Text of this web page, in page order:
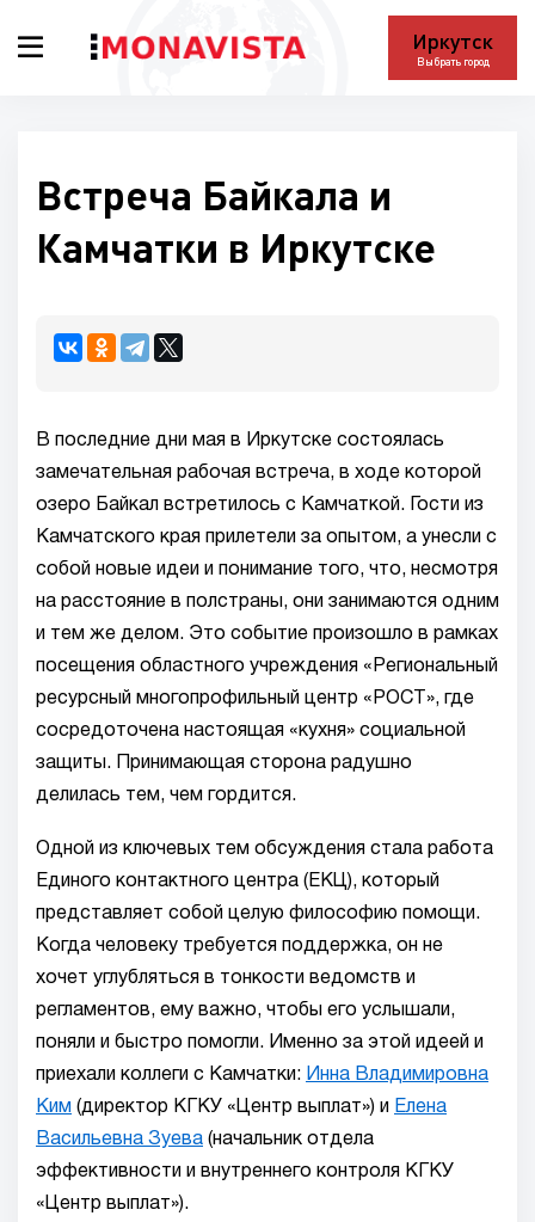
Иркутск
Выбрать город
Встреча Байкала и
Камчатки в Иркутске
В последние дни мая в Иркутске состоялась
замечательная рабочая встреча, в ходе которой
озеро Байкал встретилось с Камчаткой. Гости из
Камчатского края прилетели за опытом, а унесли с
собой новые идеи и понимание того, что, несмотря
на расстояние в полстраны, они занимаются одним
и тем же делом. Это событие произошло в рамках
посещения областного учреждения «Региональный
ресурсный многопрофильный центр «РОСТ», где
сосредоточена настоящая «кухня» социальной
защиты. Принимающая сторона радушно
делилась тем, чем гордится.
Одной из ключевых тем обсуждения стала работа
Единого контактного центра (ЕКЦ), который
представляет собой целую философию помощи.
Когда человеку требуется поддержка, он не
хочет углубляться в тонкости ведомств и
регламентов, ему важно, чтобы его услышали,
поняли и быстро помогли. Именно за этой идеей и
приехали коллеги с Камчатки: Инна Владимировна
Ким (директор КГКУ «Центр выплат») и
Елена
Васильевна Зуева (начальник отдела
эффективности и внутреннего контроля КГКУ
«Центр выплат»).